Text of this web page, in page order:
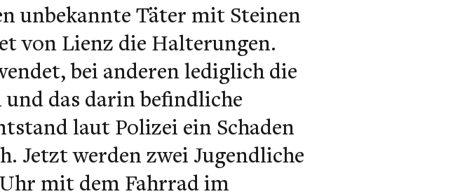
unbekannte Täter mit Steinen
von Lienz die Halterungen.
bei anderen lediglich die
das darin befindliche
laut Polizei ein Schaden
Jetzt werden zwei Jugendliche
Uhr mit dem Fahrrad im